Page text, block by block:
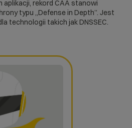
rekord CAA stanowi
typu „Defense in Depth”. Jest
technologii takich jak DNSSEC.